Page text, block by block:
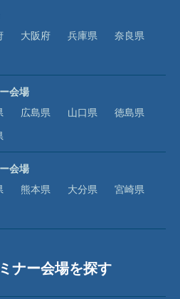
大阪府 兵庫県
奈良県
会場
広島県 山口県
徳島県
会場
熊本県 大分県
宮崎県
ナー会場を探す